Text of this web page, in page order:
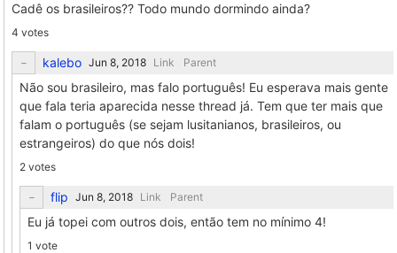
Cadê os brasileiros?? Todo mundo dormindo ainda?
4 votes
kalebo Link Parent
Não sou brasileiro, mas falo português! Eu esperava mais gente
que fala teria aparecida nesse thread já. Tem que ter mais que
falam o português (se sejam lusitanianos, brasileiros, ou
estrangeiros) do que nós dois!
2 votes
flip Link Parent
Eu já topei com outros dois, então tem no mínimo 4!
1 vote